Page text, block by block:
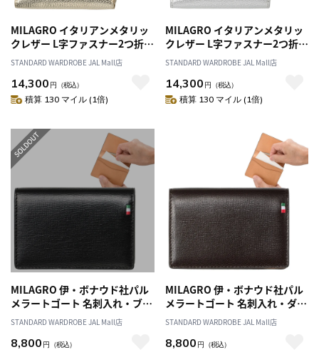
MILAGRO イタリアンメタリッ
クレザー L字ファスナー2つ折り
財布・ゴールド
STANDARD WARDROBE JAL Mall店
14,300 円 （税込）
積算 130 マイル (1倍)
MILAGRO イタリアンメタリッ
クレザー L字ファスナー2つ折り
財布・シルバー
STANDARD WARDROBE JAL Mall店
14,300 円 （税込）
積算 130 マイル (1倍)
MILAGRO 伊・ボナウド社パル
メラートゴート 名刺入れ・ブラ
ック
STANDARD WARDROBE JAL Mall店
8,800 円 （税込）
MILAGRO 伊・ボナウド社パル
メラートゴート 名刺入れ・ダー
クブラウン
STANDARD WARDROBE JAL Mall店
8,800 円 （税込）